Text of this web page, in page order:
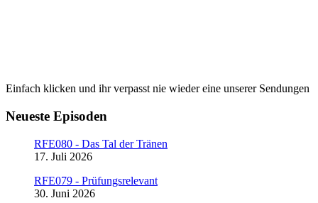
Einfach klicken und ihr verpasst nie wieder eine unserer Sendungen
Neueste Episoden
RFE080 - Das Tal der Tränen
17. Juli 2026
RFE079 - Prüfungsrelevant
30. Juni 2026